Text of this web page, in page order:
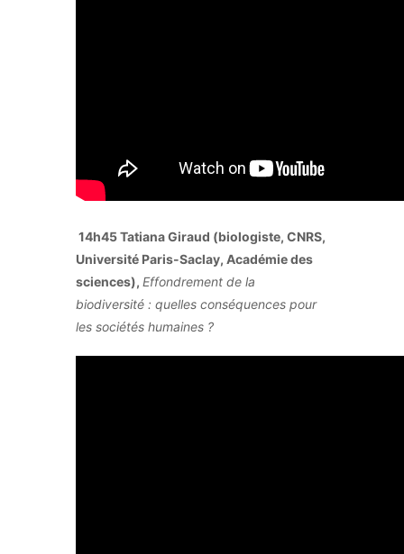
14h45 Tatiana Giraud (biologiste, CNRS,
Université Paris-Saclay, Académie des
sciences), Effondrement de la
biodiversité : quelles conséquences pour
les sociétés humaines ?